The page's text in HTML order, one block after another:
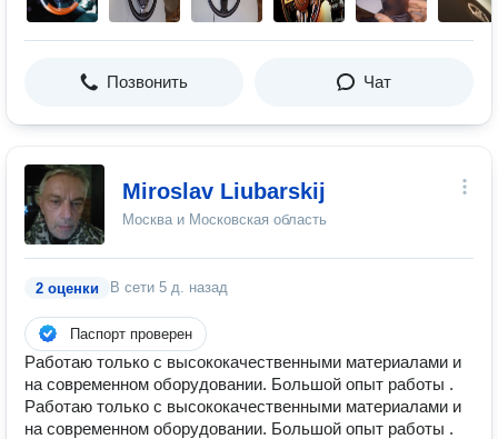
Позвонить Чат
Miroslav Liubarskij
Москва и Московская область
2 оценки В сети 5 д. назад
Паспорт проверен
Работаю только с высококачественными материалами и
на современном оборудовании. Большой опыт работы .
Работаю только с высококачественными материалами и
на современном оборудовании. Большой опыт работы .